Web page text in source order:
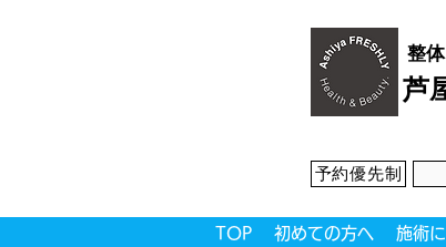
整
芦
予約優先制
TOP 初めての方へ 施術